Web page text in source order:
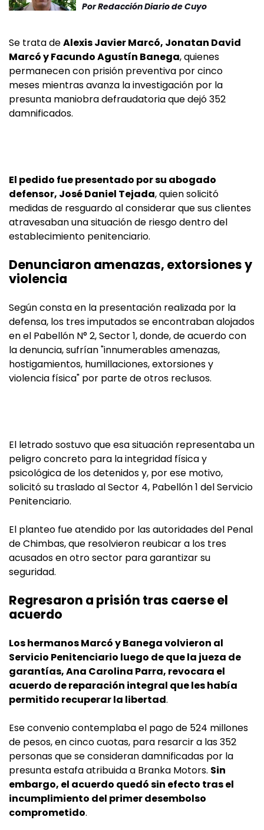
PorRedacción Diario de Cuyo
Se trata deAlexis Javier Marcó, Jonatan David
Marcó y Facundo Agustín Banega, quienes
permanecen con prisión preventiva por cinco
meses mientras avanza la investigación por la
presunta maniobra defraudatoria que dejó 352
damnificados.
El pedido fue presentado por su abogado
defensor, José Daniel Tejada, quien solicitó
medidas de resguardo al considerar que sus clientes
atravesaban una situación de riesgo dentro del
establecimiento penitenciario.
Denunciaron amenazas, extorsiones y
violencia
Según consta en la presentación realizada por la
defensa, los tres imputados se encontraban alojados
en el Pabellón N° 2, Sector 1, donde, de acuerdo con
la denuncia, sufrían "innumerables amenazas,
hostigamientos, humillaciones, extorsiones y
violencia física" por parte de otros reclusos.
El letrado sostuvo que esa situación representaba un
peligro concreto para la integridad física y
psicológica de los detenidos y, por ese motivo,
solicitó su traslado al Sector 4, Pabellón 1 del Servicio
Penitenciario.
El planteo fue atendido por las autoridades del Penal
de Chimbas, que resolvieron reubicar a los tres
acusados en otro sector para garantizar su
seguridad.
Regresaron a prisión tras caerse el
acuerdo
Los hermanos Marcó y Banega volvieron al
Servicio Penitenciario luego de que la jueza de
garantías, Ana Carolina Parra, revocara el
acuerdo de reparación integral que les había
permitido recuperar la libertad.
Ese convenio contemplaba el pago de 524 millones
de pesos, en cinco cuotas, para resarcir a las 352
personas que se consideran damnificadas por la
presunta estafa atribuida a Branka Motors. Sin
embargo, el acuerdo quedó sin efecto tras el
incumplimiento del primer desembolso
comprometido.